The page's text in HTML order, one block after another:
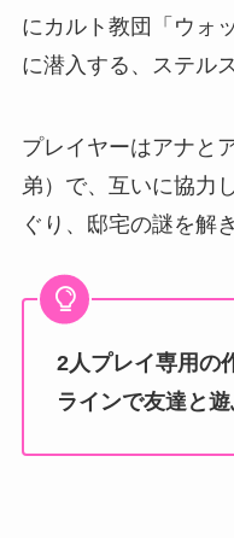
にカルト教団「ウォ
に潜入する、ステル
プレイヤーはアナと
弟）で、互いに協力
ぐり、邸宅の謎を解
2人プレイ専用の
ラインで友達と